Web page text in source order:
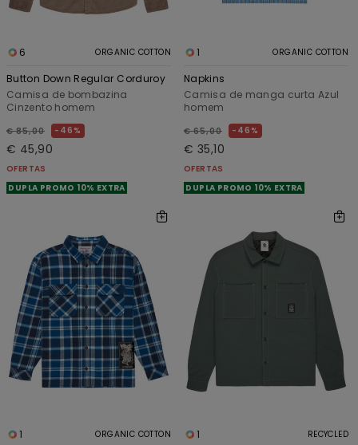
6 ORGANIC COTTON
Button Down Regular Corduroy
Camisa de bombazina
Cinzento homem
€ 85,00 46%
€ 45,90
OFERTAS
DUPLA PROMO 10% EXTRA
1 ORGANIC COTTON
Napkins
Camisa de manga curta Azul
homem
€ 65,00 46%
€ 35,10
OFERTAS
DUPLA PROMO 10% EXTRA
1 ORGANIC COTTON 1 RECYCLED